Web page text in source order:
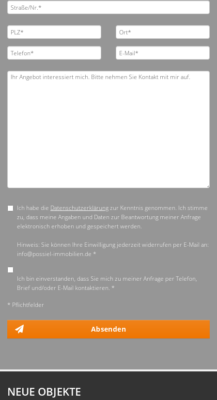
Ich habe die Datenschutzerklärungzur Kenntnis genommen. Ich stimme
zu, dass meine Angaben und Daten zur Beantwortung meiner Anfrage
elektronisch erhoben und gespeichert werden.
Hinweis: Sie können Ihre Einwilligung jederzeit widerrufen per E-Mail an:
info@possiel-immobilien.de *
Ich bin einverstanden, dass Sie mich zu meiner Anfrage per Telefon,
Brief und/oder E-Mail kontaktieren. *
* Pflichtfelder
Absenden
NEUE OBJEKTE